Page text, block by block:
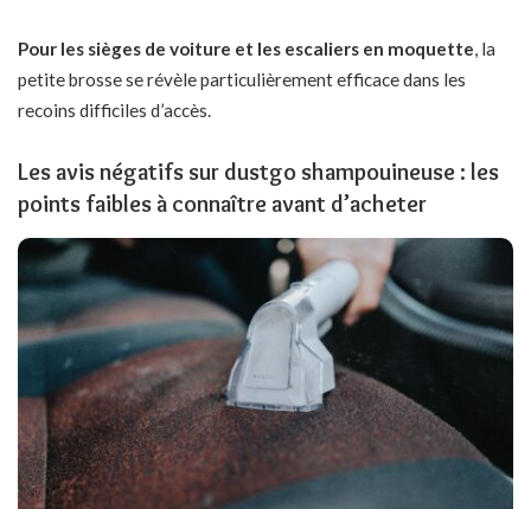
Pour les sièges de voiture et les escaliers en moquette, la
petite brosse se révèle particulièrement efficace dans les
recoins difficiles d’accès.
Les avis négatifs sur dustgo shampouineuse : les
points faibles à connaître avant d’acheter